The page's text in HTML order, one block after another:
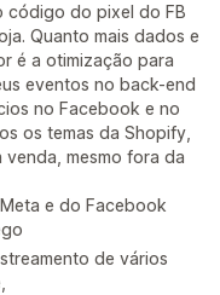
código do pixel do FB
Quanto mais dados e
é a otimização para
eventos no back-end
no Facebook e no
os temas da Shopify,
mesmo fora da
e do Facebook
de vários